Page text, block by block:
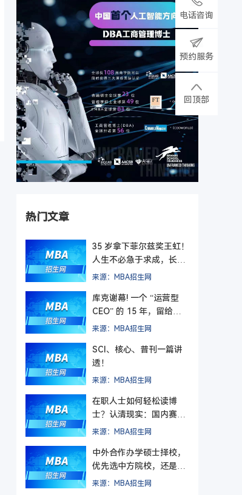
热门文章
35 岁拿下菲尔兹奖王虹！
人生不必急于求成，长期
主义终有回响
来源：MBA招生网
库克谢幕! 一个 “运营型
CEO” 的 15 年，留给管
理者的最后一课
来源：MBA招生网
SCI、核心、普刊一篇讲
透！
来源：MBA招生网
在职人士如何轻松读博
士？认清现实：国内赛道
难在入学，更难毕业
来源：MBA招生网
中外合作办学硕士择校，
优先选中方院校，还是外
方院校？
来源：MBA招生网
电话咨询
预约服务
回顶部